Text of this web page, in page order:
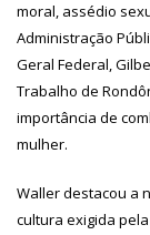
moral, assédio
Administração
Geral Federal,
Trabalho de
importância de
mulher.
Waller destacou a
cultura exigida